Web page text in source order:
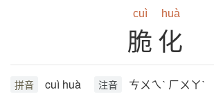
cuì huà
脆化
拼音 cuì huà 注音 ㄘㄨㄟˋ ㄏㄨㄚˋ